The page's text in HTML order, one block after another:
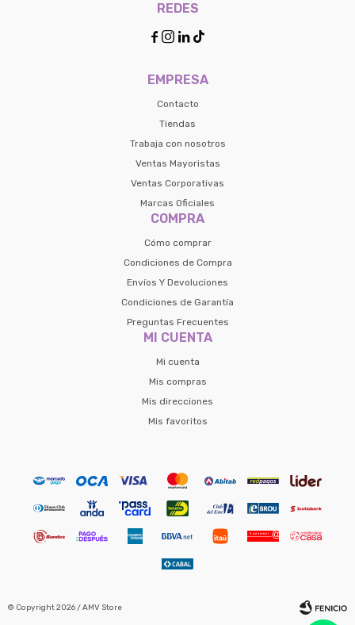
EMPRESA
Contacto
Tiendas
Trabaja con nosotros
Ventas Mayoristas
Ventas Corporativas
Marcas Oficiales
COMPRA
Cómo comprar
Condiciones de Compra
Envíos Y Devoluciones
Condiciones de Garantía
Preguntas Frecuentes
MI CUENTA
Mi cuenta
Mis compras
Mis direcciones
Mis favoritos
REDES
   
© Copyright 2026 / AMV Store